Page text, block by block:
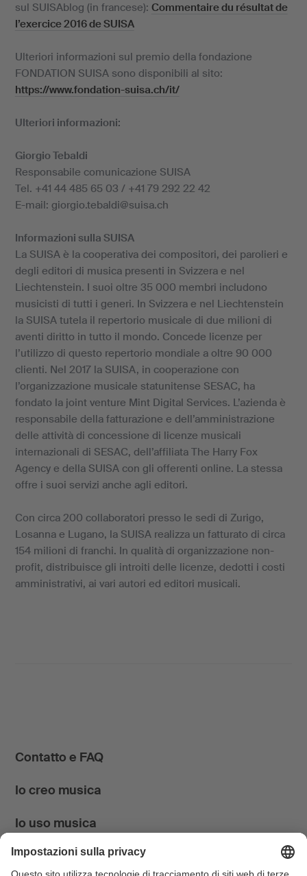
sul SUISAblog (in francese): Commentaire du résultat de
l’exercice 2016 de SUISA
Ulteriori informazioni sul premio della fondazione
FONDATION SUISA sono disponibili al sito:
https://www.fondation-suisa.ch/it/
Ulteriori informazioni:
Giorgio Tebaldi
Responsabile comunicazione SUISA
Tel. +41 44 485 65 03 / +41 79 292 22 42
E-mail: giorgio.tebaldi@suisa.ch
Informazioni sulla SUISA
La SUISA è la cooperativa dei compositori, dei parolieri e
degli editori di musica presenti in Svizzera e nel
Liechtenstein. I suoi oltre 35 000 membri includono
musicisti di tutti i generi. In Svizzera e nel Liechtenstein
la SUISA tutela il repertorio musicale di due milioni di
aventi diritto in tutto il mondo. Concede licenze per
l’utilizzo di questo repertorio mondiale a oltre 90 000
clienti. Nel 2017 la SUISA, in cooperazione con
l’organizzazione musicale statunitense SESAC, ha
fondato la joint venture Mint Digital Services. L’azienda è
responsabile della fatturazione e dell’amministrazione
delle attività di concessione di licenze musicali
internazionali di SESAC, dell’affiliata The Harry Fox
Agency e della SUISA con gli offerenti online. La stessa
offre i suoi servizi anche agli editori.
Con circa 200 collaboratori presso le sedi di Zurigo,
Losanna e Lugano, la SUISA realizza un fatturato di circa
154 milioni di franchi. In qualità di organizzazione non-
profit, distribuisce gli introiti delle licenze, dedotti i costi
amministrativi, ai vari autori ed editori musicali.
Contatto e FAQ
Io creo musica
Io uso musica
News & Agenda